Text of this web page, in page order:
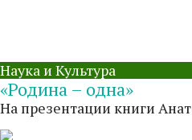
Наука и Культура
«Родина – одна»
На презентации книги